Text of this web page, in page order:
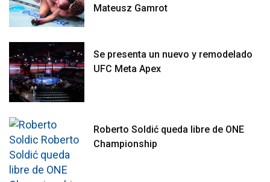
Mateusz Gamrot
Se presenta un nuevo y remodelado
UFC Meta Apex
Roberto Soldić queda libre de ONE
Championship